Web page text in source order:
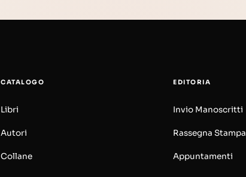
CATALOGO
Libri
Autori
Collane
EDITORIA
Invio Manoscritti
Rassegna Stampa
Appuntamenti